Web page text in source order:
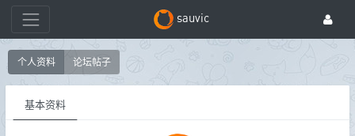
sauvic
个人资料 论坛帖子
基本资料